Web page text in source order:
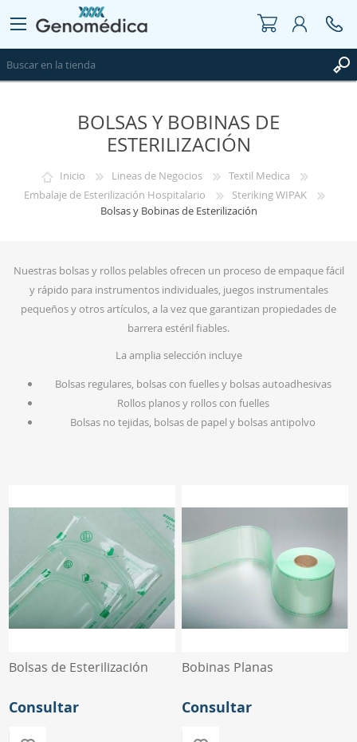
REGISTRO
INICIAR SESIÓN
WISHLIST
BOLSAS Y BOBINAS DE
ESTERILIZACIÓN
Inicio Lineas de Negocios
Textil Medica
Embalaje de Esterilización Hospitalario
Steriking WIPAK
Bolsas y Bobinas de Esterilización
Nuestras bolsas y rollos pelables ofrecen un proceso de empaque fácil
y rápido para instrumentos individuales, juegos instrumentales
pequeños y otros artículos, a la vez que garantizan propiedades de
barrera estéril fiables.
La amplia selección incluye
Bolsas regulares, bolsas con fuelles y bolsas autoadhesivas
Rollos planos y rollos con fuelles
Bolsas no tejidas, bolsas de papel y bolsas antipolvo
Bolsas de Esterilización
Consultar
Bobinas Planas
Consultar